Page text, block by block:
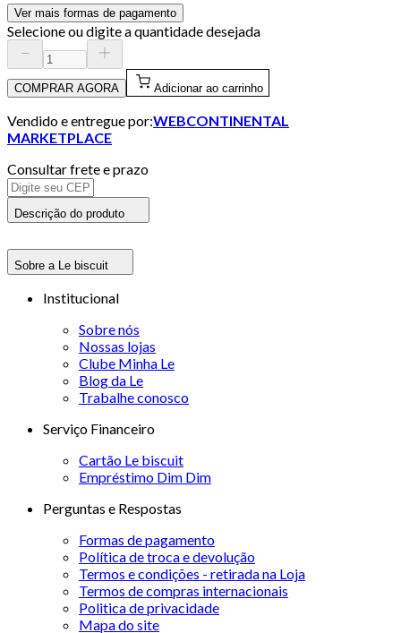
Ver mais formas de pagamento
Selecione ou digite a quantidade desejada
COMPRAR AGORA Adicionar ao carrinho
Vendido e entregue por:WEBCONTINENTAL
MARKETPLACE
Consultar frete e prazo
Descrição do produto
Sobre a Le biscuit
Institucional
Sobre nós
Nossas lojas
Clube Minha Le
Blog da Le
Trabalhe conosco
Serviço Financeiro
Cartão Le biscuit
Empréstimo Dim Dim
Perguntas e Respostas
Formas de pagamento
Política de troca e devolução
Termos e condições - retirada na Loja
Termos de compras internacionais
Politica de privacidade
Mapa do site